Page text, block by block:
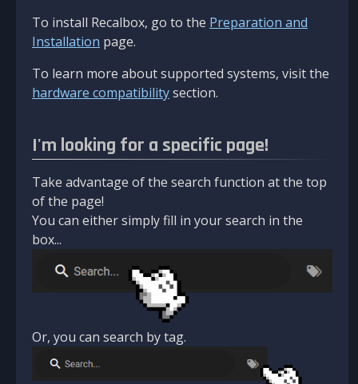
To install Recalbox, go to the Preparation and
Installation page.
To learn more about supported systems, visit the
hardware compatibilitysection.
I'm looking for a specific page!
Take advantage of the search function at the top
of the page!
You can either simply fill in your search in the
box...
Or, you can search by tag.